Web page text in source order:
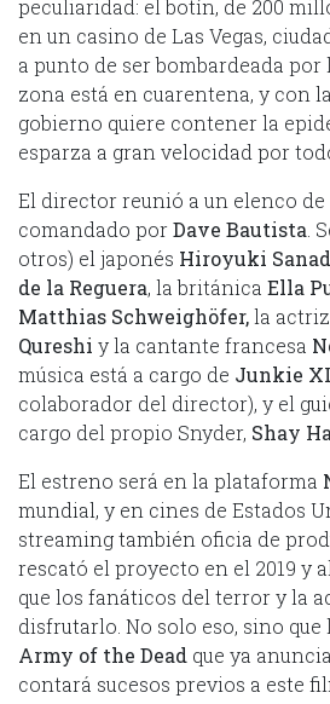
peculiaridad: el botín, de 200
en un casino de Las Vegas,
a punto de ser bombardeada por
zona está en cuarentena, y con
gobierno quiere contener la
esparza a gran velocidad por
El director reunió a un elenco
comandado porDave Bautista .
otros) el japonés Hiroyuki
de la Reguera, la británica Ella
Matthias Schweighöfer,la
Qureshi y la cantante francesa
música está a cargo de Junkie
colaborador del director), y el
cargo del propio Snyder, Shay
El estreno será en la plataforma
mundial, y en cines de Estados
streaming también oficia de
rescató el proyecto en el 2019 y
que los fanáticos del terror y la
disfrutarlo. No solo eso, sino
Army of the Dead que ya
contará sucesos previos a este